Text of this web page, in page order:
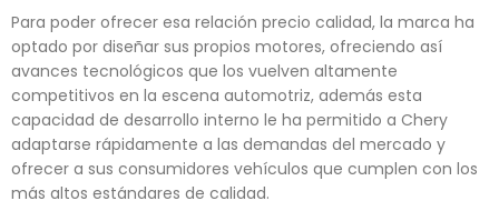
Para poder ofrecer esa relación precio calidad, la marca ha
optado por diseñar sus propios motores, ofreciendo así
avances tecnológicos que los vuelven altamente
competitivos en la escena automotriz, además esta
capacidad de desarrollo interno le ha permitido a Chery
adaptarse rápidamente a las demandas del mercado y
ofrecer a sus consumidores vehículos que cumplen con los
más altos estándares de calidad.